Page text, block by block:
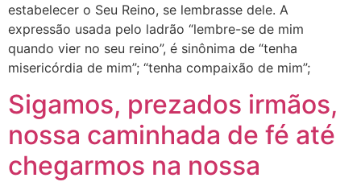
estabelecer o Seu Reino, se lembrasse dele. A
expressão usada pelo ladrão “lembre-se de mim
quando vier no seu reino”, é sinônima de “tenha
misericórdia de mim”; “tenha compaixão de mim”;
Sigamos, prezados irmãos,
nossa caminhada de fé até
chegarmos na nossa